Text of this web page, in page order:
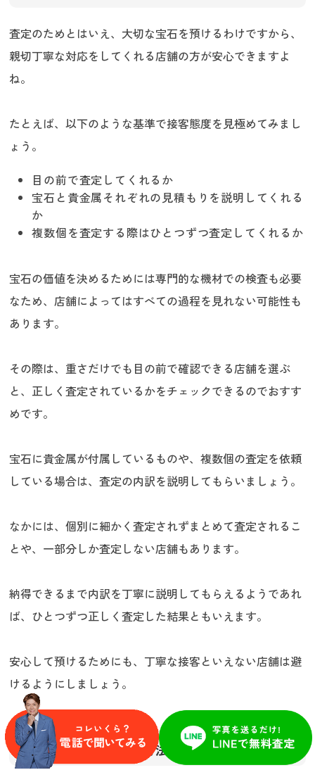
査定のためとはいえ、大切な宝石を預けるわけですから、
親切丁寧な対応をしてくれる店舗の方が安心できますよ
ね。
たとえば、以下のような基準で接客態度を見極めてみまし
ょう。
目の前で査定してくれるか
宝石と貴金属それぞれの見積もりを説明してくれる
か
複数個を査定する際はひとつずつ査定してくれるか
宝石の価値を決めるためには専門的な機材での検査も必要
なため、店舗によってはすべての過程を見れない可能性も
あります。
その際は、重さだけでも目の前で確認できる店舗を選ぶ
と、正しく査定されているかをチェックできるのでおすす
めです。
宝石に貴金属が付属しているものや、複数個の査定を依頼
している場合は、査定の内訳を説明してもらいましょう。
なかには、個別に細かく査定されずまとめて査定されるこ
とや、一部分しか査定しない店舗もあります。
納得できるまで内訳を丁寧に説明してもらえるようであれ
ば、ひとつずつ正しく査定した結果ともいえます。
安心して預けるためにも、丁寧な接客といえない店舗は避
けるようにしましょう。
どんな見積もり・査定方法があるか